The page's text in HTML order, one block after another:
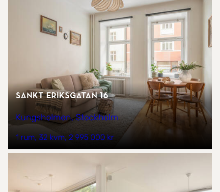
Sankt Eriksgatan 16
Kungsholmen, Stockholm
1 rum 32 kvm 2 995 000 kr